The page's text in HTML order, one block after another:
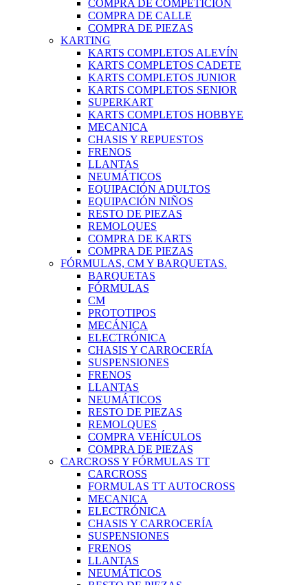
COMPRA DE COMPETICIÓN
COMPRA DE CALLE
COMPRA DE PIEZAS
KARTING
KARTS COMPLETOS ALEVÍN
KARTS COMPLETOS CADETE
KARTS COMPLETOS JUNIOR
KARTS COMPLETOS SENIOR
SUPERKART
KARTS COMPLETOS HOBBYE
MECANICA
CHASIS Y REPUESTOS
FRENOS
LLANTAS
NEUMÁTICOS
EQUIPACIÓN ADULTOS
EQUIPACIÓN NIÑOS
RESTO DE PIEZAS
REMOLQUES
COMPRA DE KARTS
COMPRA DE PIEZAS
FÓRMULAS, CM Y BARQUETAS.
BARQUETAS
FÓRMULAS
CM
PROTOTIPOS
MECÁNICA
ELECTRÓNICA
CHASIS Y CARROCERÍA
SUSPENSIONES
FRENOS
LLANTAS
NEUMÁTICOS
RESTO DE PIEZAS
REMOLQUES
COMPRA VEHÍCULOS
COMPRA DE PIEZAS
CARCROSS Y FÓRMULAS TT
CARCROSS
FORMULAS TT AUTOCROSS
MECANICA
ELECTRÓNICA
CHASIS Y CARROCERÍA
SUSPENSIONES
FRENOS
LLANTAS
NEUMÁTICOS